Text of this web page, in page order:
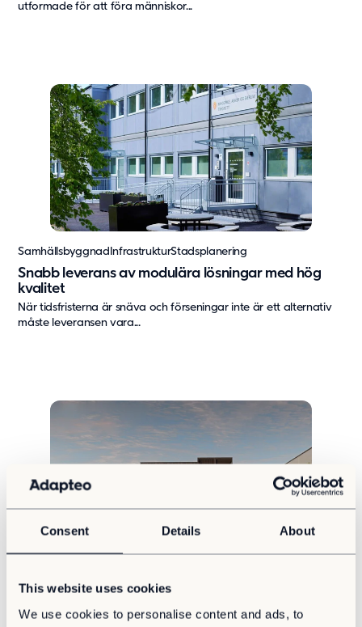
Consent Details About
This website uses cookies
We use cookies to personalise content and ads, to
utformade för att föra människor...
Snabb leverans av modulära lösningar med hög
kvalitet
Samhällsbyggnad InfrastrukturStadsplanering
När tidsfristerna är snäva och förseningar inte är ett alternativ
måste leveransen vara...
Så designades Point/A för att utmana bilden av
Modulbyggnader har länge förknippats med standardiserade